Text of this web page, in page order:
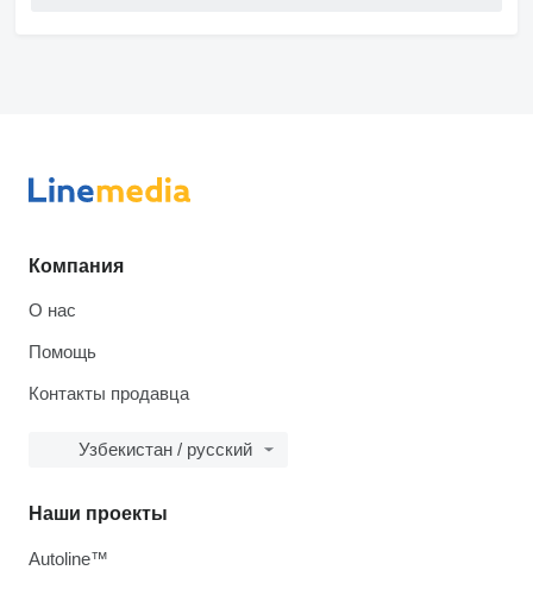
Компания
О нас
Помощь
Контакты продавца
Узбекистан / русский
Наши проекты
Autoline™